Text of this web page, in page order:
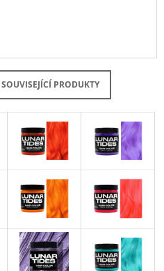
PRODUKTY